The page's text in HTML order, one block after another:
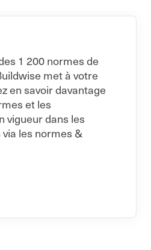
1 200 normes de
met à votre
en savoir davantage
et les
vigueur dans les
les normes &